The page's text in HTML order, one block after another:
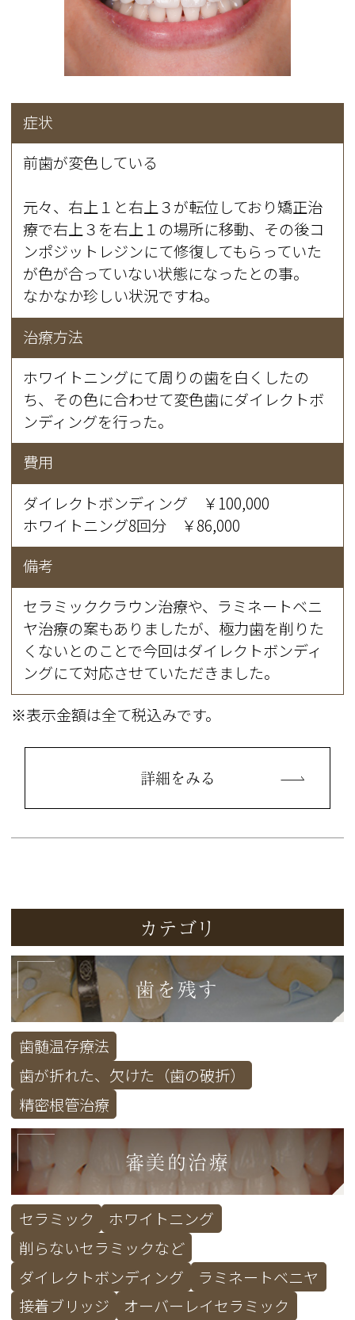
症状
前歯が変色している
元々、右上１と右上３が転位しており矯正治
療で右上３を右上１の場所に移動、その後コ
ンポジットレジンにて修復してもらっていた
が色が合っていない状態になったとの事。
なかなか珍しい状況ですね。
治療方法
ホワイトニングにて周りの歯を白くしたの
ち、その色に合わせて変色歯にダイレクトボ
ンディングを行った。
費用
ダイレクトボンディング ￥100,000
ホワイトニング8回分 ￥86,000
備考
セラミッククラウン治療や、ラミネートベニ
ヤ治療の案もありましたが、極力歯を削りた
くないとのことで今回はダイレクトボンディ
ングにて対応させていただきました。
※表示金額は全て税込みです。
詳細をみる
カテゴリ
歯を残す
歯髄温存療法
歯が折れた、欠けた（歯の破折）
精密根管治療
審美的治療
セラミック
ホワイトニング
削らないセラミックなど
ダイレクトボンディング
ラミネートベニヤ
接着ブリッジ
オーバーレイセラミック